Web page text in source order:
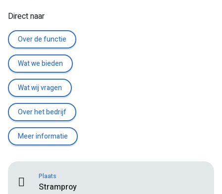
Direct naar
Over de functie
Wat we bieden
Wat wij vragen
Over het bedrijf
Meer informatie
Plaats
Stramproy